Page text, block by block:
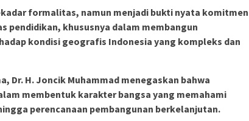
formalitas, namun menjadi bukti nyata komitmen
pendidikan, khususnya dalam membangun
kondisi geografis Indonesia yang kompleks dan
Dr. H. Joncik Muhammad menegaskan bahwa
membentuk karakter bangsa yang memahami
perencanaan pembangunan berkelanjutan.